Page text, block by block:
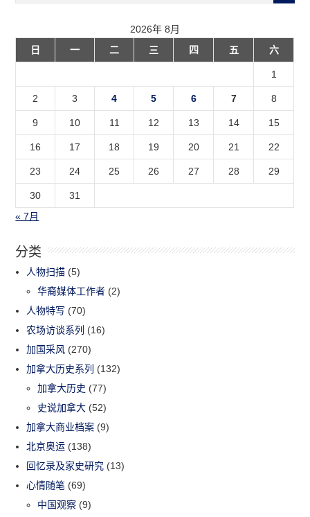
2026年 8月
日
一 二 三 四 五 六
1
2 3 4 5 6 7 8
9 10 11 12 13 14 15
16 17 18 19 20 21 22
23 24 25 26 27 28 29
30
31
« 7月
分类
人物扫描 (5)
华裔媒体工作者 (2)
人物特写 (70)
农场访谈系列 (16)
加国采风 (270)
加拿大历史系列 (132)
加拿大历史 (77)
史说加拿大 (52)
加拿大商业档案 (9)
北京奥运 (138)
回忆录及家史研究 (13)
心情随笔 (69)
中国观察 (9)